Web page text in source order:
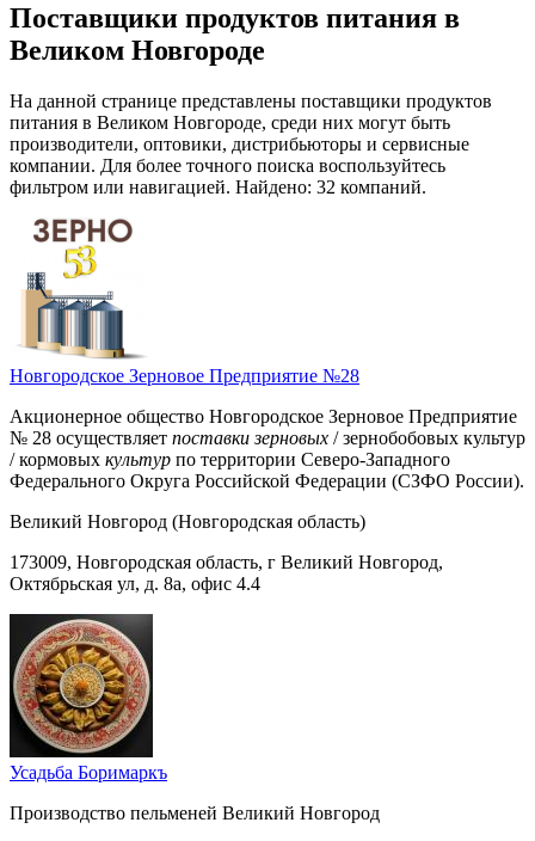
Поставщики продуктов питания в
Великом Новгороде
На данной странице представлены поставщики продуктов
питания в Великом Новгороде, среди них могут быть
производители, оптовики, дистрибьюторы и сервисные
компании. Для более точного поиска воспользуйтесь
фильтром или навигацией. Найдено: 32 компаний.
Новгородское Зерновое Предприятие №28
Акционерное общество Новгородское Зерновое Предприятие
№ 28 осуществляет поставки зерновых / зернобобовых культур
/ кормовых культур по территории Северо-Западного
Федерального Округа Российской Федерации (СЗФО России).
Великий Новгород (Новгородская область)
173009, Новгородская область, г Великий Новгород,
Октябрьская ул, д. 8а, офис 4.4
Усадьба Боримаркъ
Производство пельменей Великий Новгород